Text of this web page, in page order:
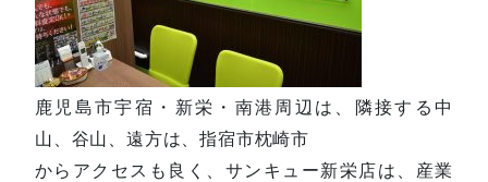
鹿児島市宇宿・新栄・南港周辺は、隣接する中
山、谷山、遠方は、指宿市枕崎市
からアクセスも良く、サンキュー新栄店は、産業